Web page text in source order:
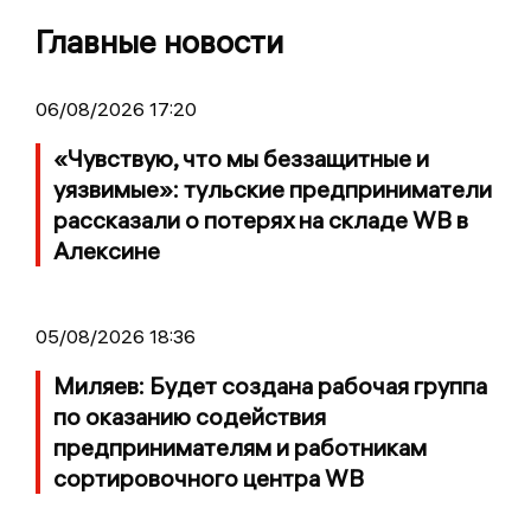
Главные новости
06/08/2026 17:20
«Чувствую, что мы беззащитные и
уязвимые»: тульские предприниматели
рассказали о потерях на складе WB в
Алексине
05/08/2026 18:36
Миляев: Будет создана рабочая группа
по оказанию содействия
предпринимателям и работникам
сортировочного центра WB